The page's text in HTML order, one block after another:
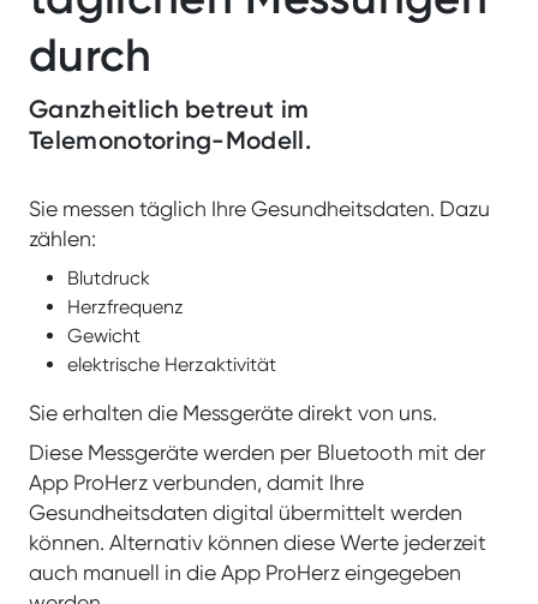
durch
Ganzheitlich betreut im
Telemonotoring-Modell.
Sie messen täglich Ihre Gesundheitsdaten. Dazu
zählen:
Blutdruck
Herzfrequenz
Gewicht
elektrische Herzaktivität
Sie erhalten die Messgeräte direkt von uns.
Diese Messgeräte werden per Bluetooth mit der
App ProHerz verbunden, damit Ihre
Gesundheitsdaten digital übermittelt werden
können. Alternativ können diese Werte jederzeit
auch manuell in die App ProHerz eingegeben